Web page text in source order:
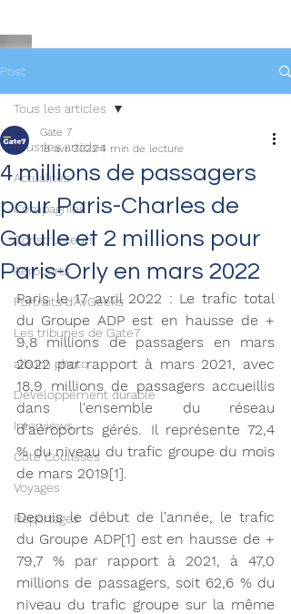
Post
Tous les articles
Actualités
Compagnies
Constructeurs
Aéroports
Portraits d'AvGeeks
Les tribunes de Gate7
album photo
Développement durable
Interviews
Coté Coulisses
Voyages
Reportages
Tous les articles
4 millions de passagers
pour Paris-Charles de
Gaulle et 2 millions pour
Paris-Orly en mars 2022
Gate 7
18 avr. 20224 min de lecture
Paris le 17 avril 2022 : Le trafic total
du Groupe ADP est en hausse de +
9,8 millions de passagers en mars
2022 par rapport à mars 2021, avec
18,9 millions de passagers accueillis
dans l'ensemble du réseau
d'aéroports gérés. Il représente 72,4
% du niveau du trafic groupe du mois
de mars 2019[1].
Depuis le début de l'année, le trafic
du Groupe ADP[1] est en hausse de +
79,7 % par rapport à 2021, à 47,0
millions de passagers, soit 62,6 % du
niveau du trafic groupe sur la même